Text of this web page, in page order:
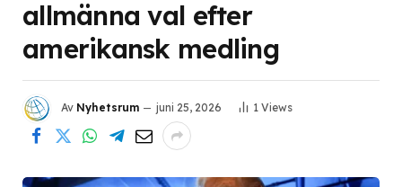
allmänna val efter
amerikansk medling
Av Nyhetsrum juni 25, 2026 1 Views